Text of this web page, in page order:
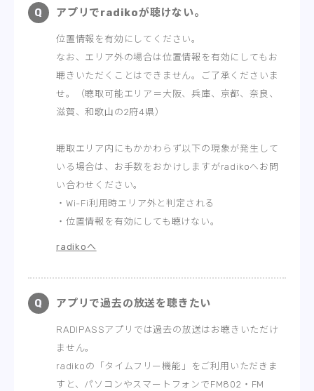
アプリでradikoが聴けない。
位置情報を有効にしてください。
なお、エリア外の場合は位置情報を有効にしてもお
聴きいただくことはできません。ご了承くださいま
せ。（聴取可能エリア＝大阪、兵庫、京都、奈良、
滋賀、和歌山の2府4県）
聴取エリア内にもかかわらず以下の現象が発生して
いる場合は、お手数をおかけしますがradikoへお問
い合わせください。
・Wi-Fi利用時エリア外と判定される
・位置情報を有効にしても聴けない。
radikoへ
アプリで過去の放送を聴きたい
RADIPASSアプリでは過去の放送はお聴きいただけ
ません。
radikoの「タイムフリー機能」をご利用いただきま
すと、パソコンやスマートフォンでFM802・FM